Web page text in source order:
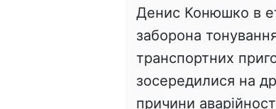
Денис Конюшко в
заборона
транспортних
зосередилися на
причини